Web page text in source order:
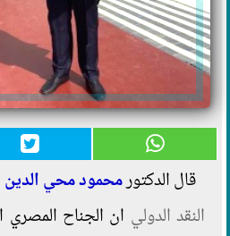
قال الدكتورمحمود محي الدين
النقد الدولي ان الجناح